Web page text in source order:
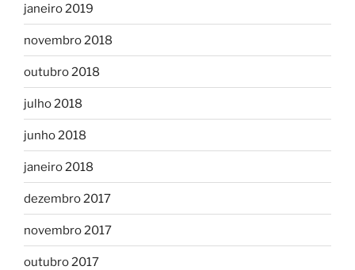
janeiro 2019
novembro 2018
outubro 2018
julho 2018
junho 2018
janeiro 2018
dezembro 2017
novembro 2017
outubro 2017